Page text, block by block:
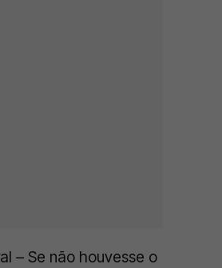
– Se não houvesse o